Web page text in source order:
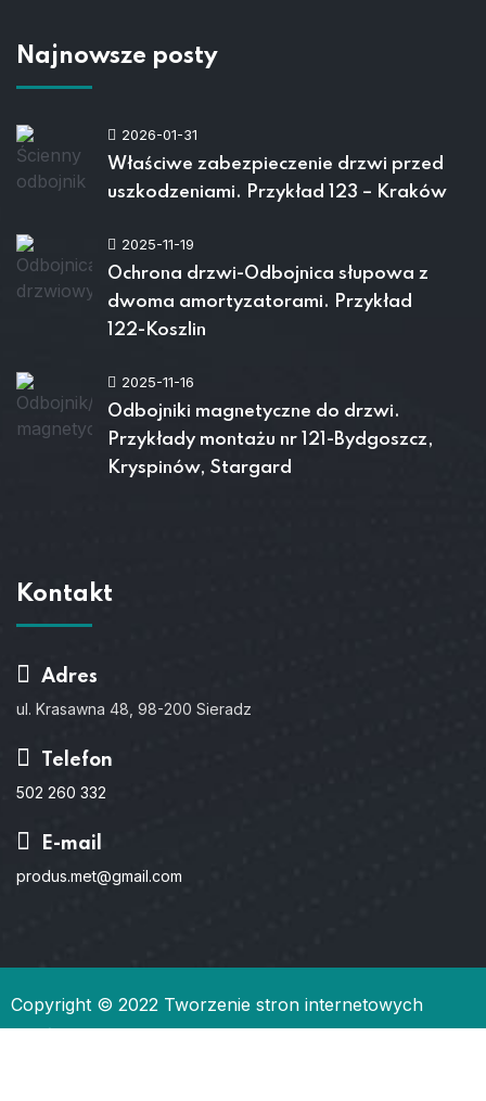
Najnowsze posty
2026-01-31
Właściwe zabezpieczenie drzwi przed
uszkodzeniami. Przykład 123 – Kraków
2025-11-19
Ochrona drzwi-Odbojnica słupowa z
dwoma amortyzatorami. Przykład
122-Koszlin
2025-11-16
Odbojniki magnetyczne do drzwi.
Przykłady montażu nr 121-Bydgoszcz,
Kryspinów, Stargard
Kontakt
Adres
ul. Krasawna 48, 98-200 Sieradz
Telefon
502 260 332
E-mail
produs.met@gmail.com
Copyright © 2022 Tworzenie stron internetowych
Gdańsk